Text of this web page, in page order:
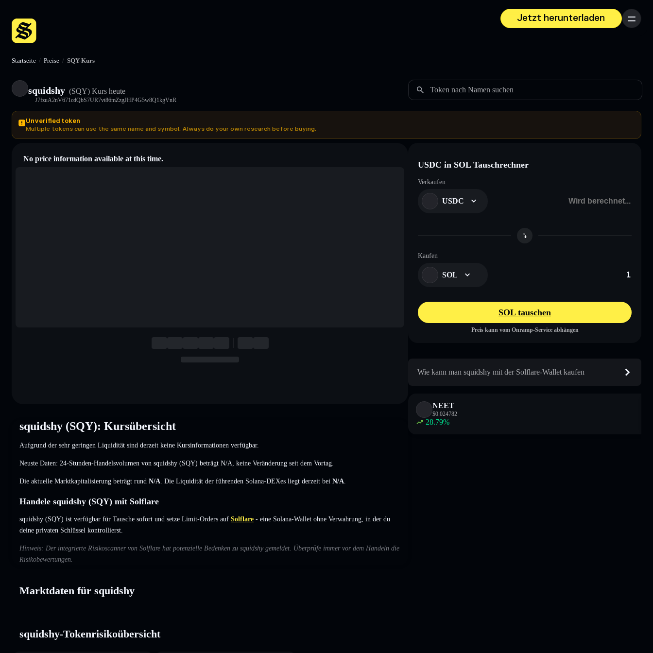
Jetzt herunterladen
Menü
Startseite / Preise / SQY-Kurs
squidshy (SQY) Kurs heute
J7fzuA2nV671cdQbS7UR7vt86mZzgJHP4G5w8Q1kgVnR
Token nach Namen suchen
Unverified token
Multiple tokens can use the same name and symbol. Always do your own research before buying.
No price information available at this time.
squidshy (SQY): Kursübersicht
Aufgrund der sehr geringen Liquidität sind derzeit keine Kursinformationen verfügbar.
Neuste Daten: 24-Stunden-Handelsvolumen von squidshy (SQY) beträgt N/A keine Veränderung seit dem Vortag.
Die aktuelle Marktkapitalisierung beträgt rund N/A . Die Liquidität der führenden Solana-DEXes liegt derzeit bei N/A
Handele squidshy (SQY) mit Solflare
squidshy (SQY) ist verfügbar für Tausche sofort und setze Limit-Orders auf Solflare - eine Solana-Wallet ohne Verwahrung, in der du
deine privaten Schlüssel kontrollierst.
Hinweis: Der integrierte Risikoscanner von Solflare hat potenzielle Bedenken zu squidshy gemeldet. Überprüfe immer vor dem Handeln die
Risikobewertungen.
Marktdaten für squidshy
squidshy-Tokenrisikoübersicht
USDC in SOL Tauschrechner
Verkaufen
USDC
Kaufen
SOL
SOL tauschen
Preis kann vom Onramp-Service abhängen
Wie kann man squidshy mit der Solflare-Wallet kaufen
NEET
$0.024782
28.79%